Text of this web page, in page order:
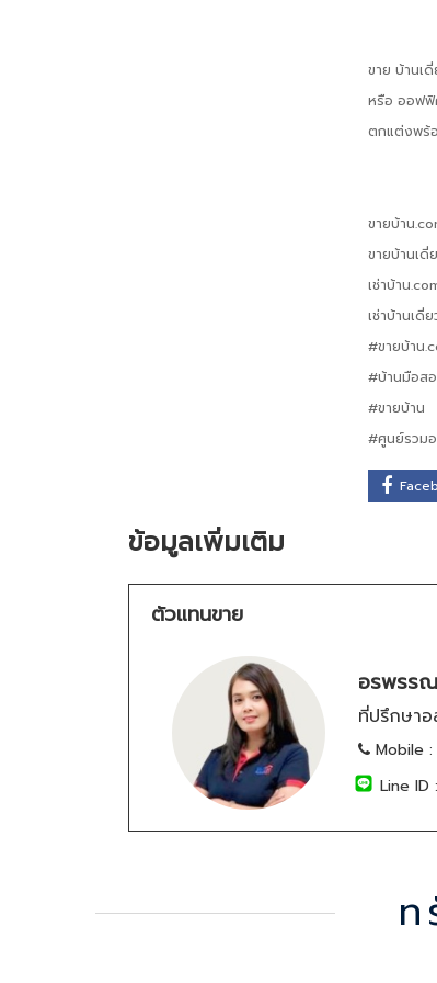
ขาย บ้านเ
หรือ ออฟฟิ
ตกแต่งพร้
ขายบ้าน
ขายบ้านเดี่
เช่าบ้าน
เช่าบ้านเดี่
#ขายบ้าน
#บ้านมือส
#ขายบ้าน
#ศูนย์รวม
ข้อมูลเพิ่มเติม
ตัวแทนขาย
อรพรร
ที่ปรึกษา
Mobile :
Line ID :